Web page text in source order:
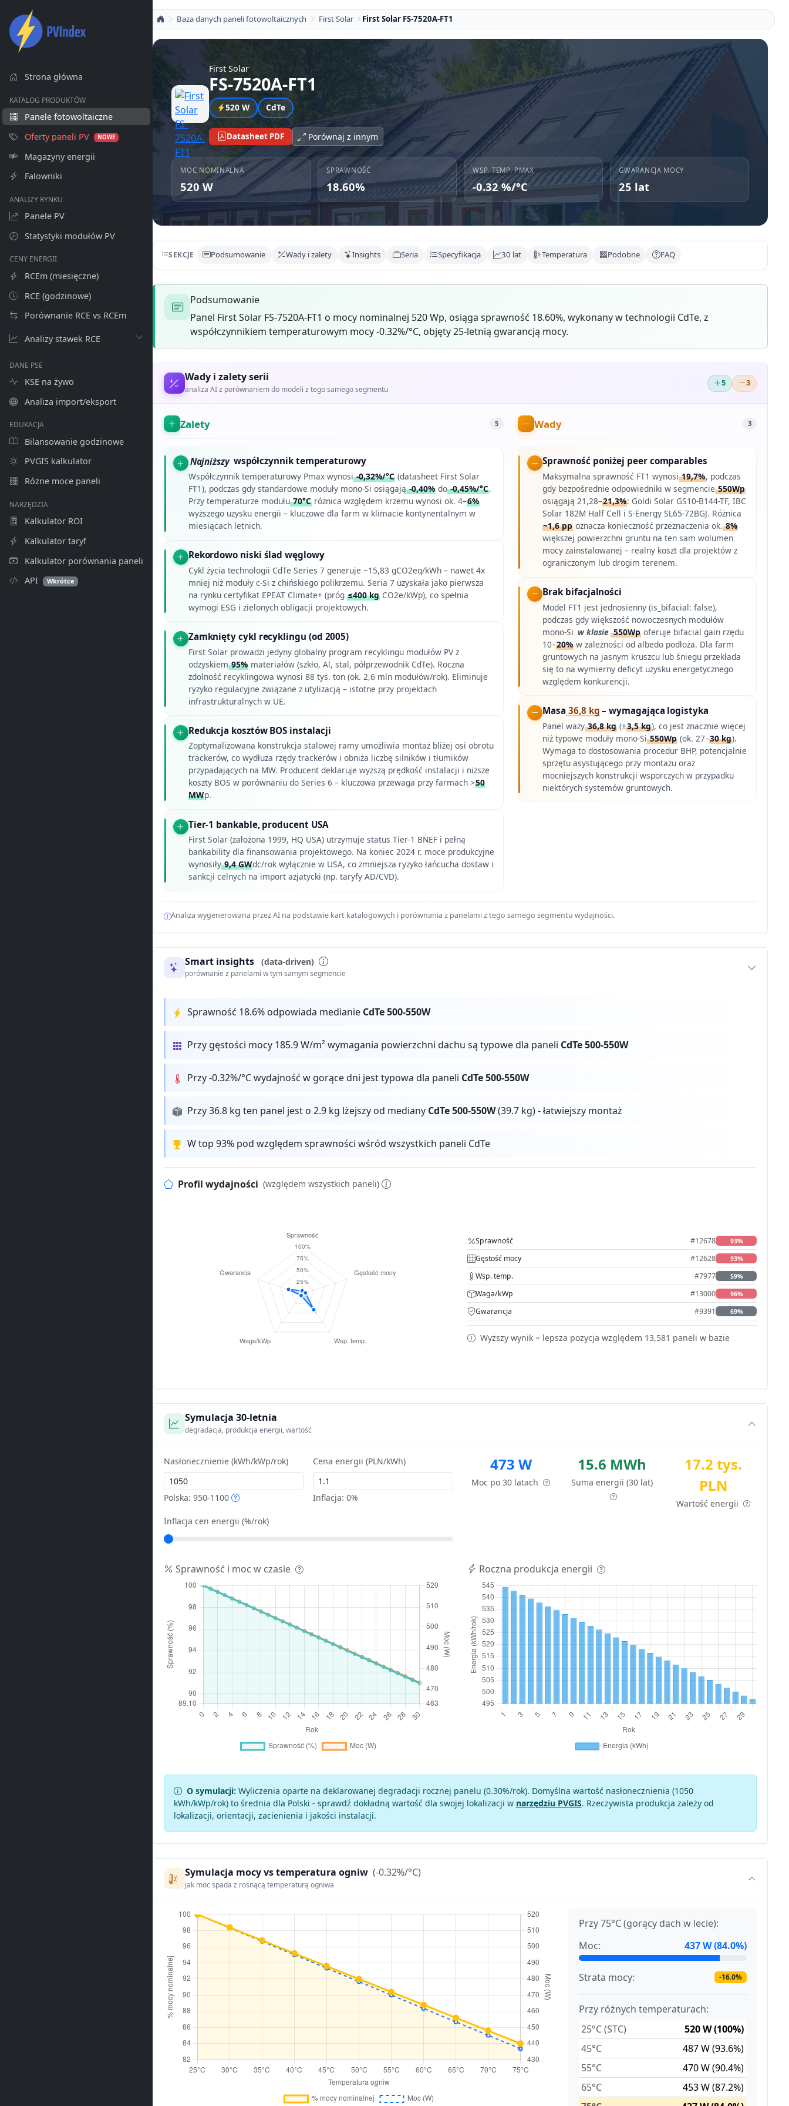
Strona główna
KATALOG PRODUKTÓW
Panele fotowoltaiczne
Oferty paneli PV
NOWE
Magazyny energii
Falowniki
ANALIZY RYNKU
Panele PV
Statystyki modułów PV
CENY ENERGII
RCEm (miesięczne)
RCE (godzinowe)
Porównanie RCE vs RCEm
Analizy stawek RCE
DANE PSE
KSE na żywo
Analiza import/eksport
EDUKACJA
Bilansowanie godzinowe
PVGIS kalkulator
Różne moce paneli
NARZĘDZIA
Kalkulator ROI
Kalkulator taryf
Kalkulator porównania paneli
API
Wkrótce
Baza danych paneli fotowoltaicznych First Solar First Solar FS-7520A-FT1
First Solar
FS-7520A-FT1
520 W CdTe
Datasheet PDF Porównaj z innym
MOC NOMINALNA
520 W
SPRAWNOŚĆ
18.60%
WSP. TEMP. PMAX
-0.32 %/°C
GWARANCJA MOCY
25 lat
SEKCJE Podsumowanie Wady i zalety Insights Seria Specyfikacja 30 lat Temperatura Podobne FAQ
Podsumowanie
Panel First Solar FS-7520A-FT1 o mocy nominalnej 520 Wp, osiąga sprawność 18.60%, wykonany w technologii CdTe, z
współczynnikiem temperaturowym mocy -0.32%/°C, objęty 25-letnią gwarancją mocy.
Wady i zalety serii
analiza AI z porównaniem do modeli z tego samego segmentu
5 3
Zalety 5
Najniższy współczynnik temperaturowy
Współczynnik temperaturowy Pmax wynosi-0,32%/°C(datasheet First Solar
FT1), podczas gdy standardowe moduły mono-Si osiągają-0,40%do-0,45%/°C.
Przy temperaturze modułu70°Cróżnica względem krzemu wynosi ok. 4–6%
wyższego uzysku energii – kluczowe dla farm w klimacie kontynentalnym w
miesiącach letnich.
Rekordowo niski ślad węglowy
Cykl życia technologii CdTe Series 7 generuje ~15,83 gCO2eq/kWh – nawet 4x
mniej niż moduły c-Si z chińskiego polikrzemu. Seria 7 uzyskała jako pierwsza
na rynku certyfikat EPEAT Climate+ (próg ≤400 kgCO2e/kWp), co spełnia
wymogi ESG i zielonych obligacji projektowych.
Zamknięty cykl recyklingu (od 2005)
First Solar prowadzi jedyny globalny program recyklingu modułów PV z
odzyskiem95%materiałów (szkło, Al, stal, półprzewodnik CdTe). Roczna
zdolność recyklingowa wynosi 88 tys. ton (ok. 2,6 mln modułów/rok). Eliminuje
ryzyko regulacyjne związane z utylizacją – istotne przy projektach
infrastrukturalnych w UE.
Redukcja kosztów BOS instalacji
Zoptymalizowana konstrukcja stalowej ramy umożliwia montaż bliżej osi obrotu
trackerów, co wydłuża rzędy trackerów i obniża liczbę silników i tłumików
przypadających na MW. Producent deklaruje wyższą prędkość instalacji i niższe
koszty BOS w porównaniu do Series 6 – kluczowa przewaga przy farmach >50
MWp.
Tier-1 bankable, producent USA
First Solar (założona 1999, HQ USA) utrzymuje status Tier-1 BNEF i pełną
bankability dla finansowania projektowego. Na koniec 2024 r. moce produkcyjne
wynosiły9,4 GWdc/rok wyłącznie w USA, co zmniejsza ryzyko łańcucha dostaw i
sankcji celnych na import azjatycki (np. taryfy AD/CVD).
Wady 3
Sprawność poniżej peer comparables
Maksymalna sprawność FT1 wynosi19,7%, podczas
gdy bezpośrednie odpowiedniki w segmencie550Wp
osiągają 21,28–21,3%: Goldi Solar GS10-B144-TF, IBC
Solar 182M Half Cell i S-Energy SL65-72BGJ. Różnica
~1,6 pp oznacza konieczność przeznaczenia ok.8%
większej powierzchni gruntu na ten sam wolumen
mocy zainstalowanej – realny koszt dla projektów z
ograniczonym lub drogim terenem.
Brak bifacjalności
Model FT1 jest jednosienny (is_bifacial: false),
podczas gdy większość nowoczesnych modułów
mono-Si w klasie550Wpoferuje bifacial gain rzędu
10–20% w zależności od albedo podłoża. Dla farm
gruntowych na jasnym kruszcu lub śniegu przekłada
się to na wymierny deficyt uzysku energetycznego
względem konkurencji.
Masa 36,8 kg – wymagająca logistyka
Panel waży36,8 kg (±3,5 kg), co jest znacznie więcej
niż typowe moduły mono-Si550Wp (ok. 27–30 kg).
Wymaga to dostosowania procedur BHP, potencjalnie
sprzętu asystującego przy montażu oraz
mocniejszych konstrukcji wsporczych w przypadku
niektórych systemów gruntowych.
Analiza wygenerowana przez AI na podstawie kart katalogowych i porównania z panelami z tego samego segmentu wydajności.
Smart insights (data-driven)
porównanie z panelami w tym samym segmencie
Sprawność 18.6% odpowiada medianie CdTe 500-550W
Przy gęstości mocy 185.9 W/m² wymagania powierzchni dachu są typowe dla paneli CdTe 500-550W
Przy -0.32%/°C wydajność w gorące dni jest typowa dla paneli CdTe 500-550W
Przy 36.8 kg ten panel jest o 2.9 kg lżejszy od mediany CdTe 500-550W(39.7 kg) - łatwiejszy montaż
W top 93% pod względem sprawności wśród wszystkich paneli CdTe
Profil wydajności (względem wszystkich paneli)
Sprawność #12678 93%
Gęstość mocy #12628 93%
Wsp. temp. #7977 59%
Waga/kWp #13000 96%
Gwarancja #9391 69%
Wyższy wynik = lepsza pozycja względem 13,581 paneli w bazie
Symulacja 30-letnia
degradacja, produkcja energii, wartość
Nasłonecznienie (kWh/kWp/rok)
Polska: 950-1100
Cena energii (PLN/kWh)
Inflacja:0%
Inflacja cen energii (%/rok)
473 W
Moc po 30 latach
15.6 MWh
Suma energii (30 lat)
17.2 tys.
PLN
Wartość energii
Sprawność i moc w czasie Roczna produkcja energii
O symulacji: Wyliczenia oparte na deklarowanej degradacji rocznej panelu (0.30%/rok). Domyślna wartość nasłonecznienia (1050
kWh/kWp/rok) to średnia dla Polski - sprawdź dokładną wartość dla swojej lokalizacji w narzędziu PVGIS. Rzeczywista produkcja zależy od
lokalizacji, orientacji, zacienienia i jakości instalacji.
Symulacja mocy vs temperatura ogniw (-0.32%/°C)
jak moc spada z rosnącą temperaturą ogniwa
Przy 75°C (gorący dach w lecie):
Moc:
437 W (84.0%)
Strata mocy: -16.0%
Przy różnych temperaturach:
25°C (STC)
520 W (100%)
45°C
487 W (93.6%)
55°C
470 W (90.4%)
65°C
453 W (87.2%)